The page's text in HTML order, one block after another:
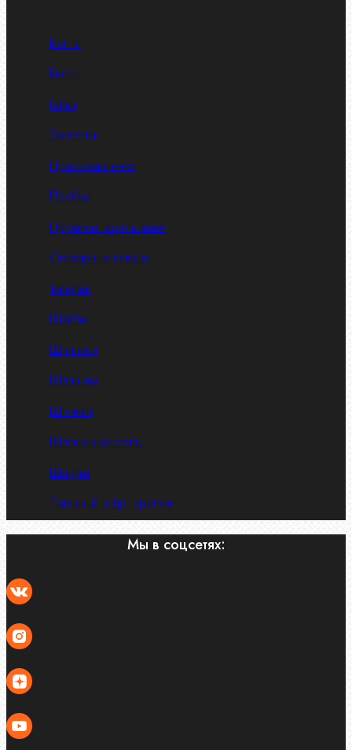
Болты
Винты
Гайки
Заклепки
Пресс-масленки
Пробки
Пружины тарельчатые
Стопорные кольца
Такелаж
Шайбы
Шпильки
Шплинты
Шпонки
Шпоночная сталь
Штифты
Латунный и бр. крепеж
Мы в соцсетях: